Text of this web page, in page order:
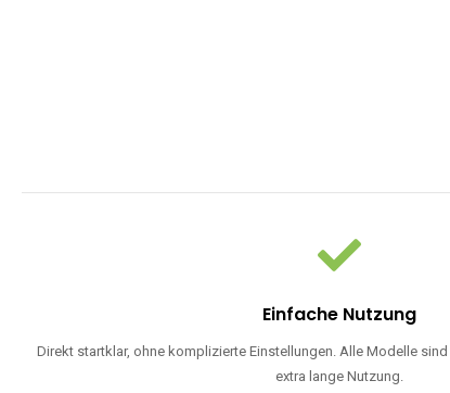
Einfache Nutzung
Direkt startklar, ohne komplizierte Einstellungen. Alle Modelle
extra lange Nutzung.